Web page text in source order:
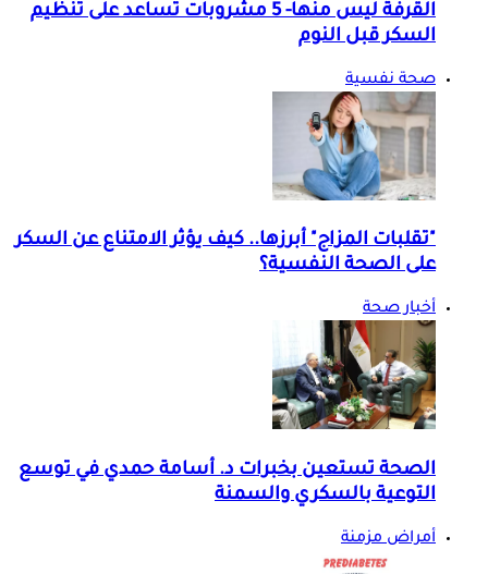
القرفة ليس منها- 5 مشروبات تساعد على تنظيم
السكر قبل النوم
صحة نفسية
"تقلبات المزاج" أبرزها.. كيف يؤثر الامتناع عن السكر
على الصحة النفسية؟
أخبار صحة
الصحة تستعين بخبرات د. أسامة حمدي في توسع
التوعية بالسكري والسمنة
أمراض مزمنة